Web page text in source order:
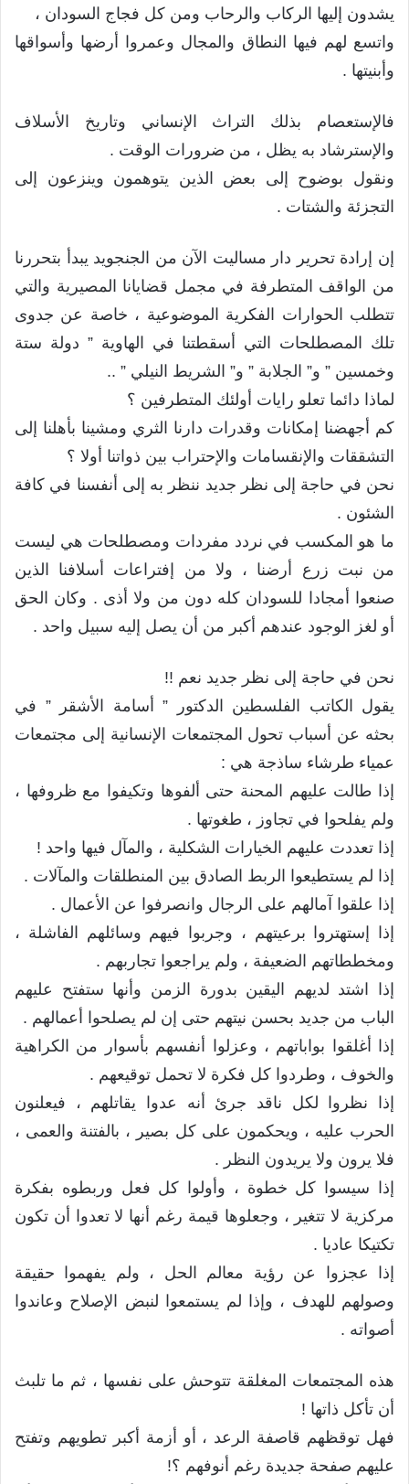
يشدون إليها الركاب والرحاب ومن كل فجاج السودان ،
واتسع لهم فيها النطاق والمجال وعمروا أرضها وأسواقها
وأبنيتها .
فالإستعصام بذلك التراث الإنساني وتاريخ الأسلاف
والإسترشاد به يظل ، من ضرورات الوقت .
ونقول بوضوح إلى بعض الذين يتوهمون وينزعون إلى
التجزئة والشتات .
إن إرادة تحرير دار مساليت الآن من الجنجويد يبدأ بتحررنا
من الواقف المتطرفة في مجمل قضايانا المصيرية والتي
تتطلب الحوارات الفكرية الموضوعية ، خاصة عن جدوى
تلك المصطلحات التي أسقطتنا في الهاوية ” دولة ستة
وخمسين ” و” الجلابة ” و” الشريط النيلي ” ..
لماذا دائما تعلو رايات أولئك المتطرفين ؟
كم أجهضنا إمكانات وقدرات دارنا الثري ومشينا بأهلنا إلى
التشققات والإنقسامات والإحتراب بين ذواتنا أولا ؟
نحن في حاجة إلى نظر جديد ننظر به إلى أنفسنا في كافة
الشئون .
ما هو المكسب في نردد مفردات ومصطلحات هي ليست
من نبت زرع أرضنا ، ولا من إفتراعات أسلافنا الذين
صنعوا أمجادا للسودان كله دون من ولا أذى . وكان الحق
أو لغز الوجود عندهم أكبر من أن يصل إليه سبيل واحد .
نحن في حاجة إلى نظر جديد نعم !!
يقول الكاتب الفلسطين الدكتور ” أسامة الأشقر ” في
بحثه عن أسباب تحول المجتمعات الإنسانية إلى مجتمعات
عمياء طرشاء ساذجة هي :
إذا طالت عليهم المحنة حتى ألفوها وتكيفوا مع ظروفها ،
ولم يفلحوا في تجاوز ، طغوتها .
إذا تعددت عليهم الخيارات الشكلية ، والمآل فيها واحد !
إذا لم يستطيعوا الربط الصادق بين المنطلقات والمآلات .
إذا علقوا آمالهم على الرجال وانصرفوا عن الأعمال .
إذا إستهتروا برعيتهم ، وجربوا فيهم وسائلهم الفاشلة ،
ومخططاتهم الضعيفة ، ولم يراجعوا تجاربهم .
إذا اشتد لديهم اليقين بدورة الزمن وأنها ستفتح عليهم
الباب من جديد بحسن نيتهم حتى إن لم يصلحوا أعمالهم .
إذا أغلقوا بواباتهم ، وعزلوا أنفسهم بأسوار من الكراهية
والخوف ، وطردوا كل فكرة لا تحمل توقيعهم .
إذا نظروا لكل ناقد جرئ أنه عدوا يقاتلهم ، فيعلنون
الحرب عليه ، ويحكمون على كل بصير ، بالفتنة والعمى ،
فلا يرون ولا يريدون النظر .
إذا سيسوا كل خطوة ، وأولوا كل فعل وربطوه بفكرة
مركزية لا تتغير ، وجعلوها قيمة رغم أنها لا تعدوا أن تكون
تكتيكا عاديا .
إذا عجزوا عن رؤية معالم الحل ، ولم يفهموا حقيقة
وصولهم للهدف ، وإذا لم يستمعوا لنبض الإصلاح وعاندوا
أصواته .
هذه المجتمعات المغلقة تتوحش على نفسها ، ثم ما تلبث
أن تأكل ذاتها !
فهل توقظهم قاصفة الرعد ، أو أزمة أكبر تطويهم وتفتح
عليهم صفحة جديدة رغم أنوفهم ؟!